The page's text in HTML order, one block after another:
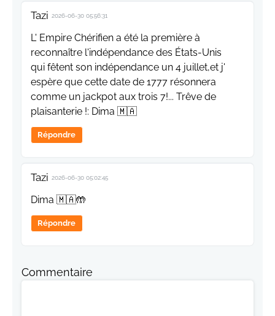
Tazi 2026-06-30 05:56:31
L' Empire Chérifien a été la première à
reconnaître l'indépendance des États-Unis
qui fêtent son indépendance un 4 juillet,et j'
espère que cette date de 1777 résonnera
comme un jackpot aux trois 7!... Trêve de
plaisanterie !: Dima 🇲🇦
Répondre
Tazi 2026-06-30 05:02:45
Dima 🇲🇦🤲
Répondre
Commentaire